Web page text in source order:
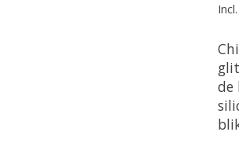
de